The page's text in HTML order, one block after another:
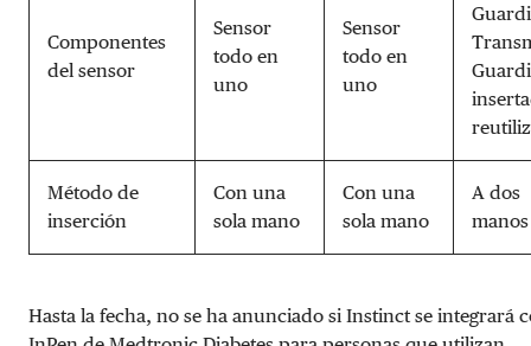
Componentes
del sensor
Sensor
todo en
uno
Sensor
todo en
uno
Método de
inserción
Con una
sola mano
Con una
sola mano
A dos
manos
Hasta la fecha, no se ha anunciado si Instinct se integrará